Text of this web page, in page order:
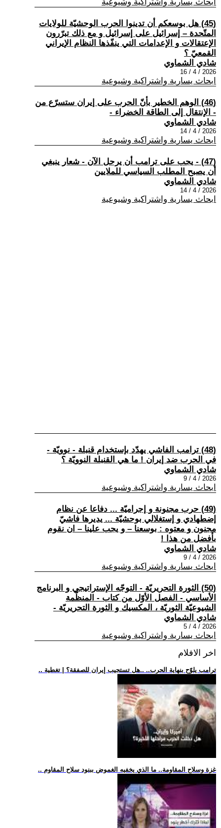
(45) هل بوسعكم أن تدينوا الحرب الوحشيّة للولايات
المتّحدة – إسرائيل على إسرائيل و مع ذلك تبرّرون
الإعتقالات و الإعدامات التي ينفّذها النظام الإيراني
القمعيّ ؟
شادي الشماوي
2026 / 4 / 16
ابحاث يسارية واشتراكية وشيوعية
(46) الوهم الخطير بأنّ الحرب على إيران ستسرّع من
- الإنتقال إلى الطاقة الخضراء -
شادي الشماوي
2026 / 4 / 14
ابحاث يسارية واشتراكية وشيوعية
(47) - يجب على ترامب أن يرحل الآن - شعار ينبغي
أن يصبح المطلب السياسي للملايين
شادي الشماوي
2026 / 4 / 14
ابحاث يسارية واشتراكية وشيوعية
(48) ترامب الفاشي يهدّد بإستخدام قنبلة - نوويّة -
في الحرب ضد إيران ! ما هي القنبلة النوويّة ؟
شادي الشماوي
2026 / 4 / 9
ابحاث يسارية واشتراكية وشيوعية
(49) حرب مجنونة و إجراميّة ... دفاعا عن نظام
إضطهادي و إستغلالي بوحشيّة ... يديرها فاشيّ
مجنون و معتوه : بوسعنا – و يجب علينا – ان نقوم
بأفضل من هذا !
شادي الشماوي
2026 / 4 / 9
ابحاث يسارية واشتراكية وشيوعية
(50) الثورة التحريريّة - التوجّه الإستراتيجي و البرنامج
الأساسي - الفصل الأوّل من كتاب - المنظّمة
الشيوعيّة الثوريّة ، المكسيك و الثورة التحريريّة -
شادي الشماوي
2026 / 4 / 5
ابحاث يسارية واشتراكية وشيوعية
اخر الافلام
.. ترامب يلوّح بنهاية الحرب.. ..هل تستجيب إيران للصفقة؟ | تغطية
.. غزة وسلاح المقاومة.. ما الذي يخفيه الغموض ببنود سلاح المقاوم